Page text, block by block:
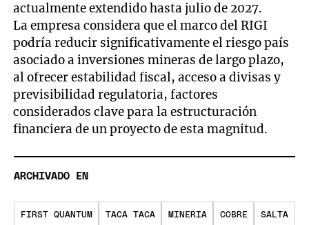
actualmente extendido hasta julio de 2027.
La empresa considera que el marco del RIGI
podría reducir significativamente el riesgo país
asociado a inversiones mineras de largo plazo,
al ofrecer estabilidad fiscal, acceso a divisas y
previsibilidad regulatoria, factores
considerados clave para la estructuración
financiera de un proyecto de esta magnitud.
ARCHIVADO EN
FIRST QUANTUM TACA TACA MINERIA COBRE SALTA